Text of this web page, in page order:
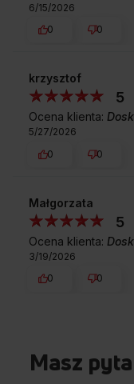
6/15/2026
0
0
krzysztof
5
Ocena klienta:
5/27/2026
0
0
Małgorzata
5
Ocena klienta:
3/19/2026
0
0
Masz